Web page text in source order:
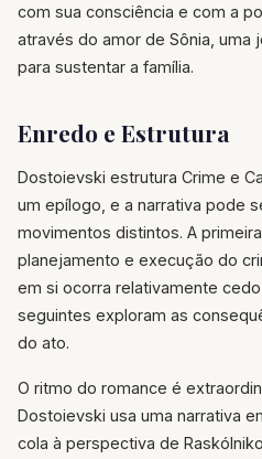
com sua consciência e com a
através do amor de Sônia,
para sustentar a família.
Enredo e Estrutura
Dostoievski estrutura Crime e
um epílogo, e a narrativa pode
movimentos distintos. A
planejamento e execução do
em si ocorra relativamente
seguintes exploram as
do ato.
O ritmo do romance é
Dostoievski usa uma narrativa
cola à perspectiva de